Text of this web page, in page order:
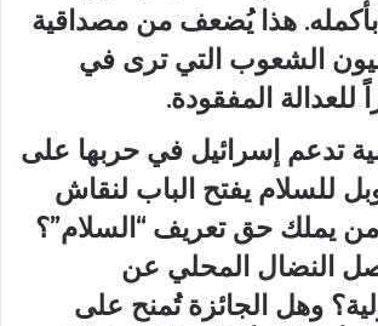
هذا يُضعف من مصداقية
الشعوب التي ترى في
المفقودة.
تدعم إسرائيل في حربها على
للسلام يفتح الباب لنقاش
يملك حق تعريف “السلام”؟
النضال المحلي عن
وهل الجائزة تُمنح على